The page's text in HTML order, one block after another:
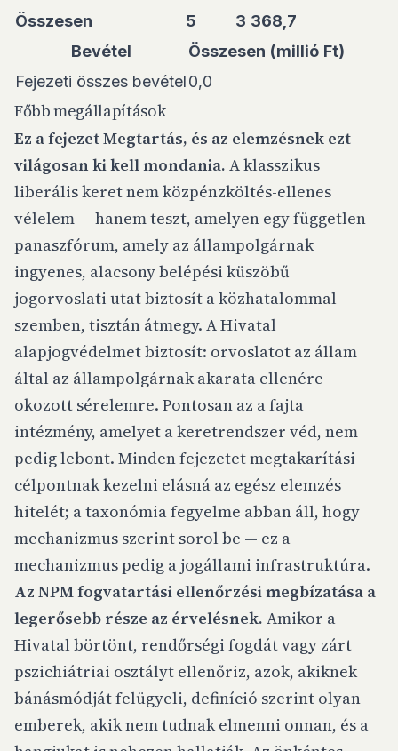
Összesen
5
3 368,7
Bevétel
Összesen (millió Ft)
Fejezeti összes bevétel0,0
Főbb megállapítások
Ez a fejezet Megtartás, és az elemzésnek ezt
világosan ki kell mondania. A klasszikus
liberális keret nem közpénzköltés-ellenes
vélelem — hanem teszt, amelyen egy független
panaszfórum, amely az állampolgárnak
ingyenes, alacsony belépési küszöbű
jogorvoslati utat biztosít a közhatalommal
szemben, tisztán átmegy. A Hivatal
alapjogvédelmet biztosít: orvoslatot az állam
által az állampolgárnak akarata ellenére
okozott sérelemre. Pontosan az a fajta
intézmény, amelyet a keretrendszer véd, nem
pedig lebont. Minden fejezetet megtakarítási
célpontnak kezelni elásná az egész elemzés
hitelét; a taxonómia fegyelme abban áll, hogy
mechanizmus szerint sorol be — ez a
mechanizmus pedig a jogállami infrastruktúra.
Az NPM fogvatartási ellenőrzési megbízatása a
legerősebb része az érvelésnek. Amikor a
Hivatal börtönt, rendőrségi fogdát vagy zárt
pszichiátriai osztályt ellenőriz, azok, akiknek
bánásmódját felügyeli, definíció szerint olyan
emberek, akik nem tudnak elmenni onnan, és a